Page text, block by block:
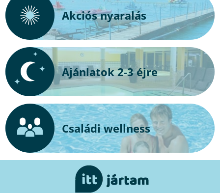
Akciós nyaralás
Ajánlatok 2-3 éjre
Családi wellness